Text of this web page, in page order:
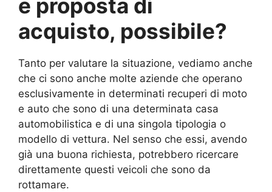
e proposta di
acquisto, possibile?
Tanto per valutare la situazione, vediamo anche
che ci sono anche molte aziende che operano
esclusivamente in determinati recuperi di moto
e auto che sono di una determinata casa
automobilistica e di una singola tipologia o
modello di vettura. Nel senso che essi, avendo
già una buona richiesta, potrebbero ricercare
direttamente questi veicoli che sono da
rottamare.